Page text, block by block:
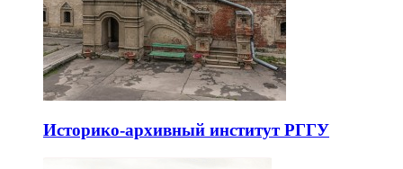
Историко-архивный институт РГГУ